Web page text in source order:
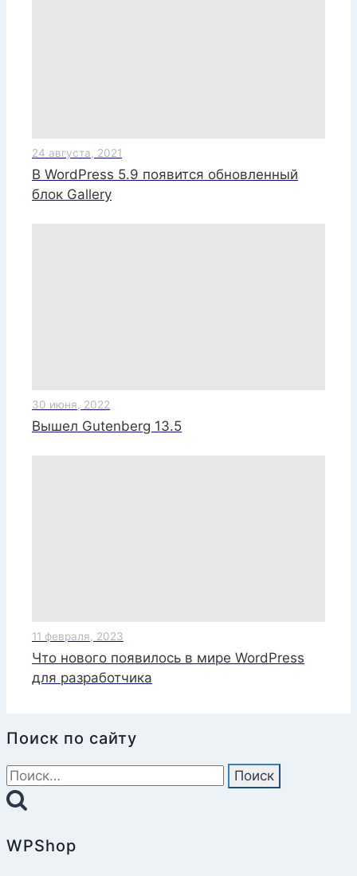
24 августа, 2021
В WordPress 5.9 появится обновленный
блок Gallery
30 июня, 2022
Вышел Gutenberg 13.5
11 февраля, 2023
Что нового появилось в мире WordPress
для разработчика
Поиск по сайту
Найти:
WPShop